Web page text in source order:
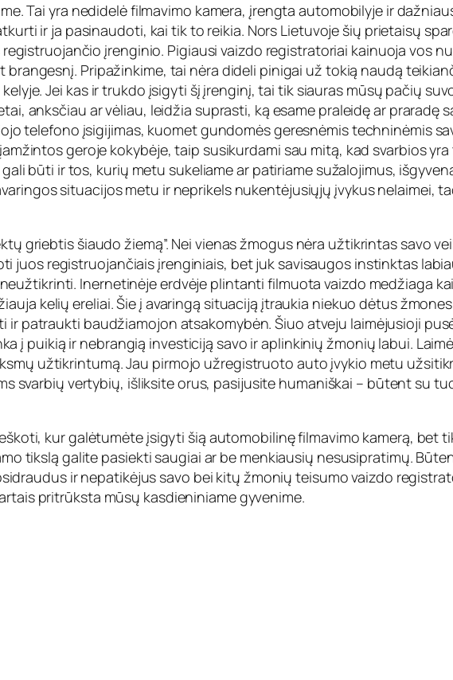
Tai yra nedidelė filmavimo kamera, įrengta automobilyje ir
ir ja pasinaudoti, kai tik to reikia. Nors Lietuvoje šių prietaisų
įrenginio. Pigiausi vaizdo registratoriai kainuoja vos
Pripažinkime, tai nėra dideli pinigai už tokią naudą
Jei kas ir trukdo įsigyti šį įrenginį, tai tik siauras mūsų pačių
anksčiau ar vėliau, leidžia suprasti, ką esame praleidę ar praradę
telefono įsigijimas, kuomet gundomės geresnėmis techninėmis
geroje kokybėje, taip susikurdami sau mitą, kad svarbios
būti ir tos, kurių metu sukeliame ar patiriame sužalojimus,
situacijos metu ir neprikels nukentėjusiųjų įvykus nelaimei,
griebtis šiaudo žiemą”. Nei vienas žmogus nėra užtikrintas savo
juos registruojančiais įrenginiais, bet juk savisaugos instinktas
Inernetinėje erdvėje plintanti filmuota vaizdo medžiaga
kelių ereliai. Šie į avaringą situaciją įtraukia niekuo dėtus
patraukti baudžiamojon atsakomybėn. Šiuo atveju laimėjusioji
į puikią ir nebrangią investiciją savo ir aplinkinių žmonių labui.
užtikrintumą. Jau pirmojo užregistruoto auto įvykio metu
svarbių vertybių, išliksite orus, pasijusite humaniškai – būtent su
kur galėtumėte įsigyti šią automobilinę filmavimo kamerą, bet
tikslą galite pasiekti saugiai ar be menkiausių nesusipratimų.
ir nepatikėjus savo bei kitų žmonių teisumo vaizdo
pritrūksta mūsų kasdieniniame gyvenime.